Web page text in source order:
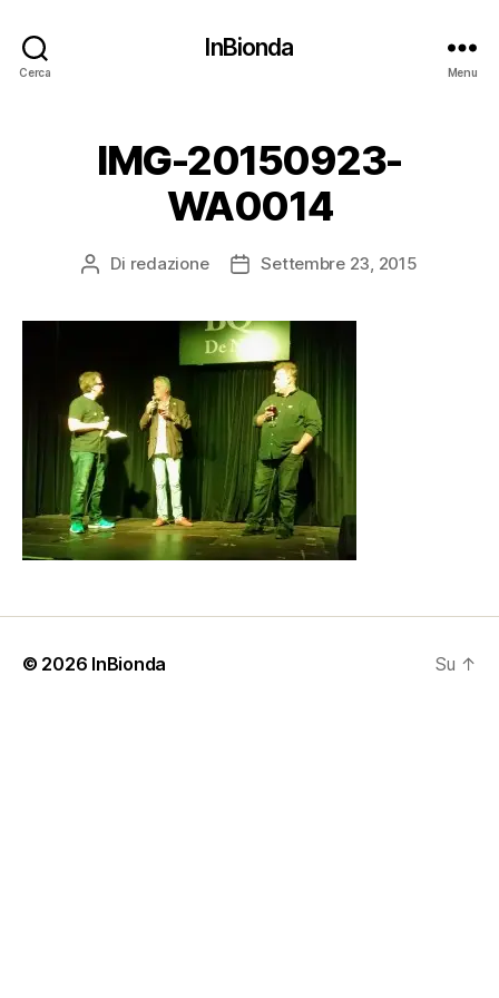
Cerca
InBionda
Menu
IMG-20150923-
WA0014
Autore
Di redazione
DataSettembre 23, 2015
© 2026 InBionda Su ↑